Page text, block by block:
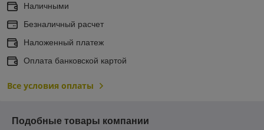
Наличными
Безналичный расчет
Наложенный платеж
Оплата банковской картой
Все условия оплаты
Подобные товары компании